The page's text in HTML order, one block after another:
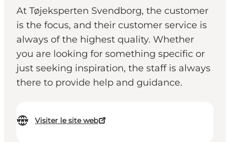
At Tøjeksperten Svendborg, the customer
is the focus, and their customer service is
always of the highest quality. Whether
you are looking for something specific or
just seeking inspiration, the staff is always
there to provide help and guidance.
Visiter le site web